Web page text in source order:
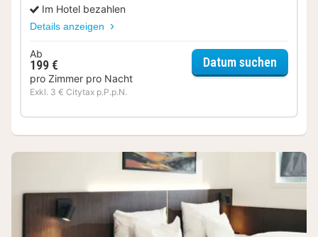
Im Hotel bezahlen
Details anzeigen
Ab
199 €
pro Zimmer pro Nacht
Exkl. 3 € Citytax p.P.p.N.
Datum suchen